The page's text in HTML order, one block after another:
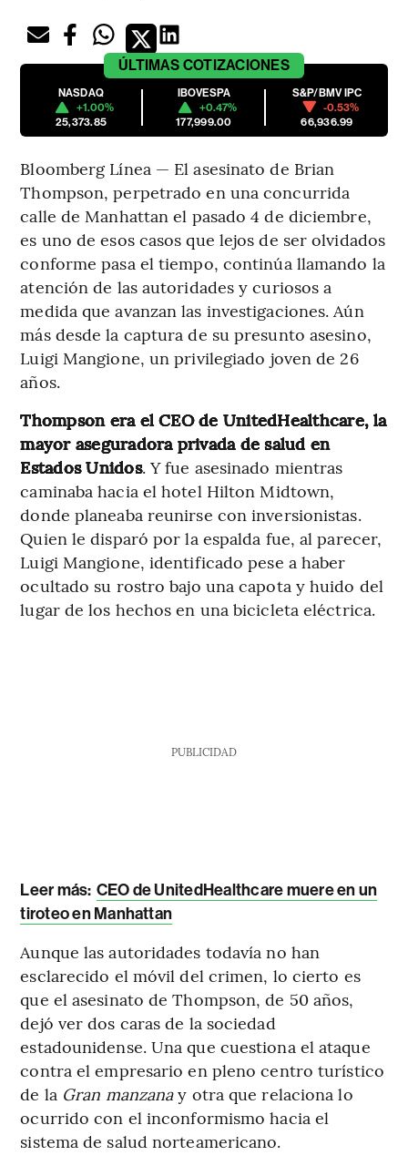
ÚLTIMAS COTIZACIONES
NASDAQ
+1.00%
25,373.85
IBOVESPA
+0.47%
177,999.00
S&P/BMV IPC
-0.53%
66,936.99
Bloomberg Línea — El asesinato de Brian
Thompson, perpetrado en una concurrida
calle de Manhattan el pasado 4 de diciembre,
es uno de esos casos que lejos de ser olvidados
conforme pasa el tiempo, continúa llamando la
atención de las autoridades y curiosos a
medida que avanzan las investigaciones. Aún
más desde la captura de su presunto asesino,
Luigi Mangione, un privilegiado joven de 26
años.
Thompson era el CEO de UnitedHealthcare, la
mayor aseguradora privada de salud en
Estados Unidos. Y fue asesinado mientras
caminaba hacia el hotel Hilton Midtown,
donde planeaba reunirse con inversionistas.
Quien le disparó por la espalda fue, al parecer,
Luigi Mangione, identificado pese a haber
ocultado su rostro bajo una capota y huido del
lugar de los hechos en una bicicleta eléctrica.
PUBLICIDAD
Leer más: CEO de UnitedHealthcare muere en un
tiroteo en Manhattan
Aunque las autoridades todavía no han
esclarecido el móvil del crimen, lo cierto es
que el asesinato de Thompson, de 50 años,
dejó ver dos caras de la sociedad
estadounidense. Una que cuestiona el ataque
contra el empresario en pleno centro turístico
de la Gran manzanay otra que relaciona lo
ocurrido con el inconformismo hacia el
sistema de salud norteamericano.